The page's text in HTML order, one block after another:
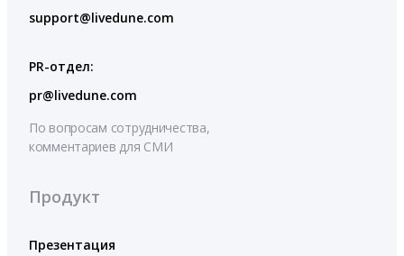
support@livedune.com
PR-отдел:
pr@livedune.com
По вопросам сотрудничества,
комментариев для СМИ
Продукт
Презентация